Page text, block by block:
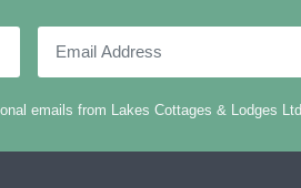
Address
emails from Lakes Cottages & Lodges